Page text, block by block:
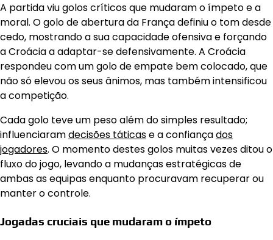
A partida viu golos críticos que mudaram o ímpeto e a
moral. O golo de abertura da França definiu o tom desde
cedo, mostrando a sua capacidade ofensiva e forçando
a Croácia a adaptar-se defensivamente. A Croácia
respondeu com um golo de empate bem colocado, que
não só elevou os seus ânimos, mas também intensificou
a competição.
Cada golo teve um peso além do simples resultado;
influenciaramdecisões táticase a confiançados
jogadores. O momento destes golos muitas vezes ditou o
fluxo do jogo, levando a mudanças estratégicas de
ambas as equipas enquanto procuravam recuperar ou
manter o controle.
Jogadas cruciais que mudaram o ímpeto